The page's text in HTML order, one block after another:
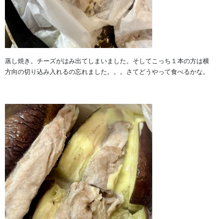
蒸し焼き。チーズがはみ出てしまいました。そしてこっち１本の方は横
方向の切り込み入れるの忘れました。。。さてどうやって食べるかな。